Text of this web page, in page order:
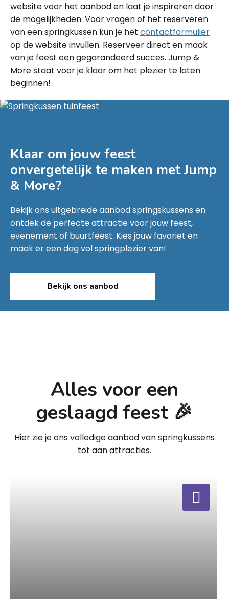
website voor het aanbod en laat je inspireren door
de mogelijkheden. Voor vragen of het reserveren
van een springkussen kun je het contactformulier
op de website invullen. Reserveer direct en maak
van je feest een gegarandeerd succes. Jump &
More staat voor je klaar om het plezier te laten
beginnen!
Klaar om jouw feest
onvergetelijk te maken metJump
& More?
Bekijk ons uitgebreide aanbod springskussens en
ontdek de perfecte attractie voor jouw feest,
evenement of buurtfeest. Kies jouw favoriet en
maak er een dag vol springplezier van!
Bekijk ons aanbod
Alles voor een
geslaagd feest 🎉
Hier zie je ons volledige aanbod van springkussens
tot aan attracties.